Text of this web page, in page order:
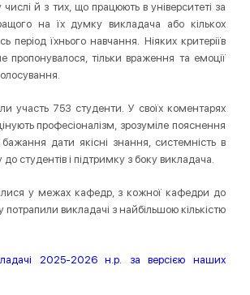
й з тих, що працюють в університеті за
на їх думку викладача або кількох
період їхнього навчання. Ніяких критеріїв
пропонувалося, тільки враження та емоції
участь 753 студенти. У своїх коментарях
професіоналізм, зрозуміле пояснення
дати якісні знання, системність в
до студентів і підтримку з боку викладача.
у межах кафедр, з кожної кафедри до
потрапили викладачі з найбільшою кількістю
2025-2026 н.р. за версією наших